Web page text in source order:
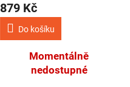
879 Kč
Do košíku
Momentálně
nedostupné